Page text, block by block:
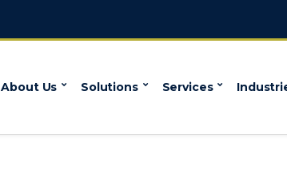
About Us Solutions Services